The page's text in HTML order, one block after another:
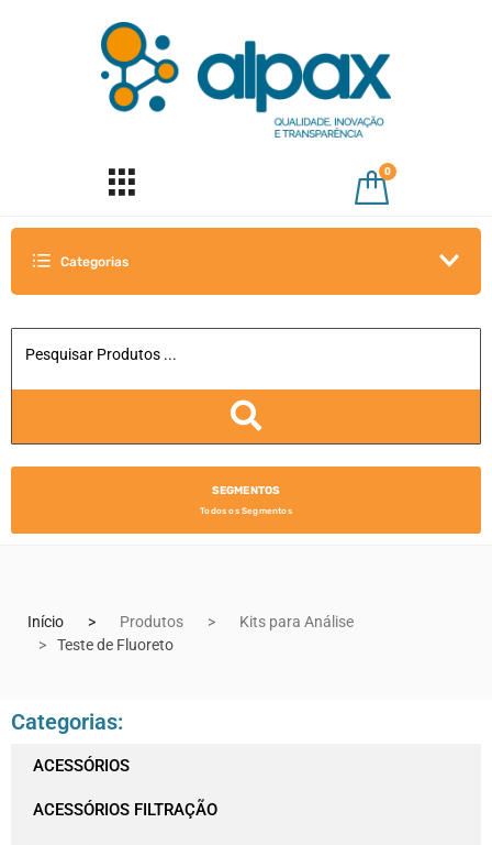
0
Categorias
SEGMENTOS
Todos os Segmentos
Início Produtos
Kits para Análise
Teste de Fluoreto
Categorias:
ACESSÓRIOS
ACESSÓRIOS FILTRAÇÃO